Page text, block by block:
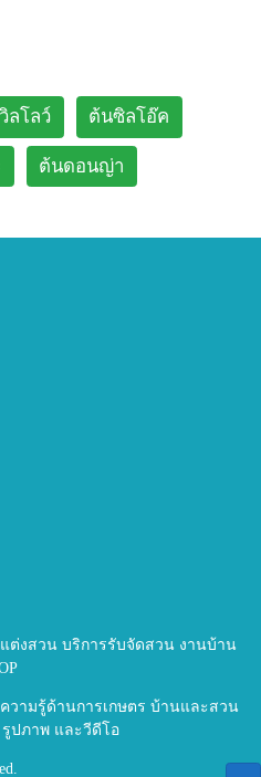
ลโลว์ ต้นซิลโอ๊ค
ต้นดอนญ่า
ต่งสวน บริการรับจัดสวน งานบ้าน
วามรู้ด้านการเกษตร บ้านและสวน
ปภาพ และวีดีโอ